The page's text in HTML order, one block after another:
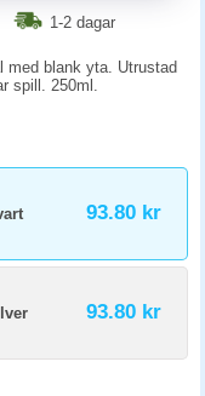
1-2 dagar
med blank yta. Utrustad
spill. 250ml.
93.80 kr
93.80 kr